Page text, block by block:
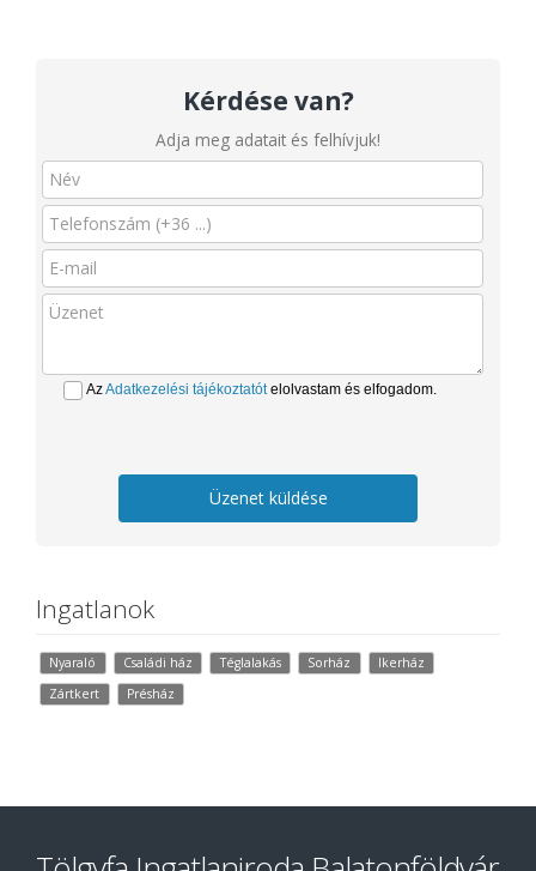
Kérdése van?
Adja meg adatait és felhívjuk!
AzAdatkezelési tájékoztatótelolvastam és elfogadom.
Üzenet küldése
Ingatlanok
Nyaraló Családi ház Téglalakás Sorház
Ikerház
Zártkert
Présház